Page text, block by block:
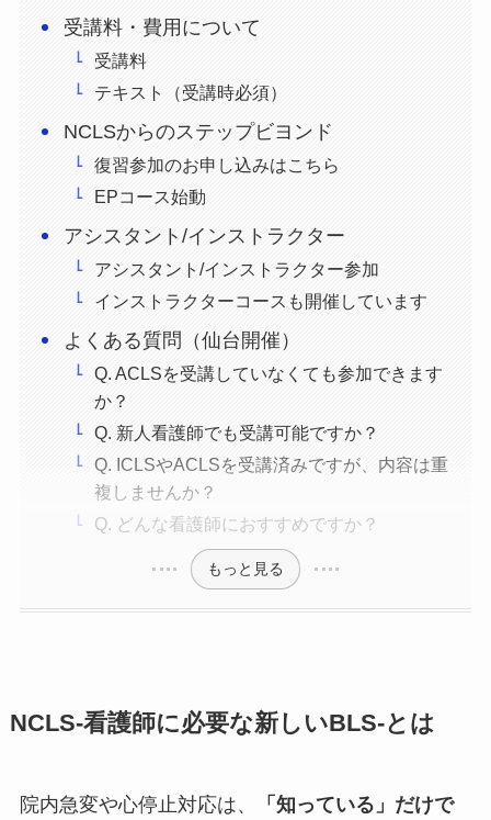
受講料・費用について
受講料
テキスト（受講時必須）
NCLSからのステップビヨンド
復習参加のお申し込みはこちら
EPコース始動
アシスタント/インストラクター
アシスタント/インストラクター参加
インストラクターコースも開催しています
よくある質問（仙台開催）
Q. ACLSを受講していなくても参加できます
か？
Q. 新人看護師でも受講可能ですか？
Q. ICLSやACLSを受講済みですが、内容は重
複しませんか？
Q. どんな看護師におすすめですか？
もっと見る
NCLS-看護師に必要な新しいBLS-とは
院内急変や心停止対応は、
「知っている」だけで